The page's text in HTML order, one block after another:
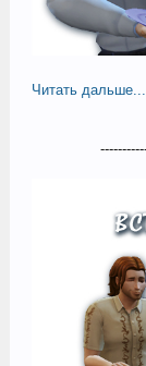
Читать дальше...